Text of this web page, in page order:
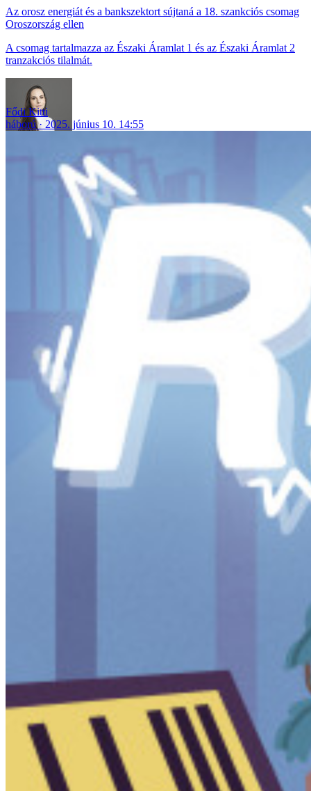
Az orosz energiát és a bankszektort sújtaná a 18. szankciós csomag
Oroszország ellen
A csomag tartalmazza az Északi Áramlat 1 és az Északi Áramlat 2
tranzakciós tilalmát.
Fődi Kitti
háború
2025. június 10. 14:55